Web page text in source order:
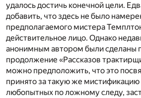
удалось достичь конечной цели.
добавить, что здесь не было
предполагаемого мистера
действительное лицо. Однако
анонимным автором были сделаны
продолжение «Рассказов
можно предположить, что это
принято за такую же мистификацию
любопытных по ложному следу,